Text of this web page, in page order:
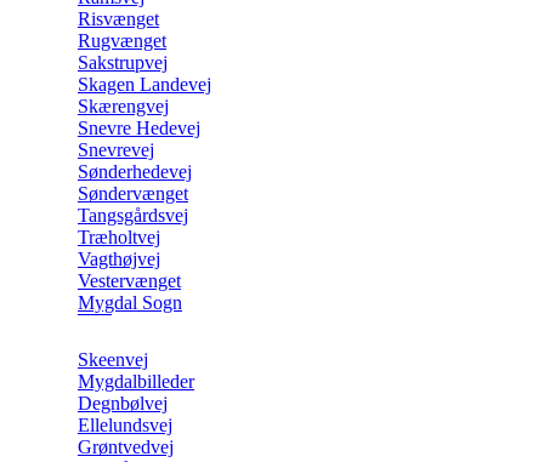
Risvænget
Rugvænget
Sakstrupvej
Skagen Landevej
Skærengvej
Snevre Hedevej
Snevrevej
Sønderhedevej
Søndervænget
Tangsgårdsvej
Træholtvej
Vagthøjvej
Vestervænget
Mygdal Sogn
Skeenvej
Mygdalbilleder
Degnbølvej
Ellelundsvej
Grøntvedvej